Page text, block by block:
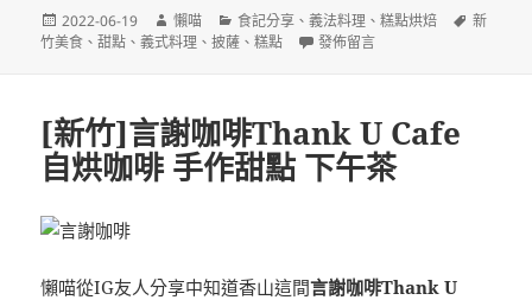
發
佈
2022-06-19
作
者
懶喵
分
類
食記分享 、義法料理 、糕點烘焙
標
新
竹美食 、甜點 、義式料理 、披薩 、糕點 在〈[新竹竹北]Far Eat法意披薩
發佈留言
[新竹]言謝咖啡Thank U Cafe
自烘咖啡 手作甜點 下午茶
懶喵從IG友人分享中知道香山這間言謝咖啡Thank U